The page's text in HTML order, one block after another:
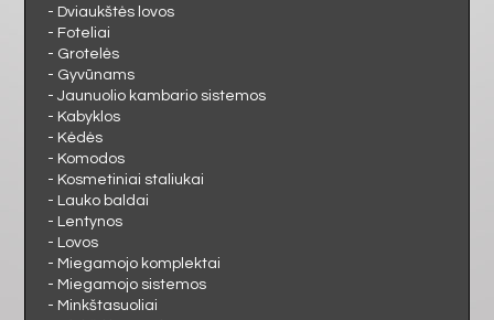
PRIEŠKAMBARIS
BIURAS
VONIA
- Dviaukštės lovos
- Foteliai
- Grotelės
- Gyvūnams
- Jaunuolio kambario sistemos
- Kabyklos
- Kėdės
- Komodos
- Kosmetiniai staliukai
- Lauko baldai
- Lentynos
- Lovos
- Miegamojo komplektai
- Miegamojo sistemos
- Minkštasuoliai